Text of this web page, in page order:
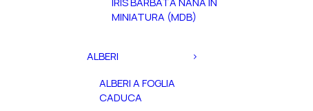
MINIATURA (MDB)
ALBERI
ALBERI A FOGLIA
CADUCA